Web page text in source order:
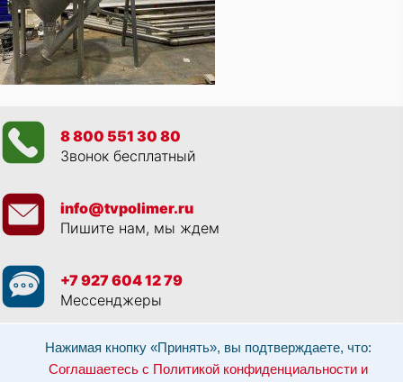
Нажимая кнопку «Принять», вы подтверждаете, что:
Соглашаетесь с Политикой конфиденциальности и
8 800 551 30 80
Звонок бесплатный
info@tvpolimer.ru
Пишите нам, мы ждем
+7 927 604 12 79
Мессенджеры
Просматривая данный веб сайт, и обращаясь к нам, вы:Соглашаетесь с
Разрешаете обработку персональных данных в соответствии с 152-ФЗ